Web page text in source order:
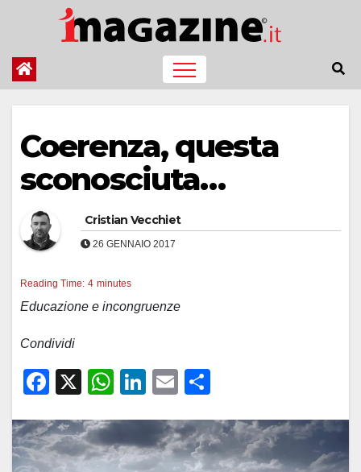
contenuto
Coerenza, questa
sconosciuta…
Cristian Vecchiet
26 GENNAIO 2017
Reading Time: 4 minutes
Educazione e incongruenze
Condividi
F
c
e
X
W
at
s
Li
e
E
ail n
di